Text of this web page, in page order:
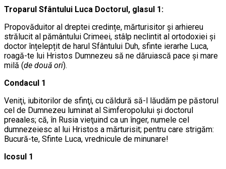
Troparul Sfântului Luca Doctorul, glasul 1:
Propovăduitor al dreptei credințe, mărturisitor și arhiereu
strălucit al pământului Crimeei, stâlp neclintit al ortodoxiei și
doctor înțelepțit de harul Sfântului Duh, sfinte ierarhe Luca,
roagă-te lui Hristos Dumnezeu să ne dăruiască pace și mare
milă (de două ori).
Condacul 1
Veniţi, iubitorilor de sfinţi, cu căldură să-l lăudăm pe păstorul
cel de Dumnezeu luminat al Simferopolului şi doctorul
preaales; că, în Rusia vieţuind ca un înger, numele cel
dumnezeiesc al lui Hristos a mărturisit; pentru care strigăm:
Bucură-te, Sfinte Luca, vrednicule de minunare!
Icosul 1